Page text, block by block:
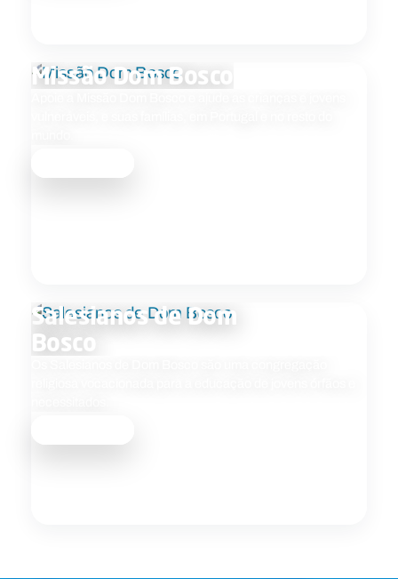
Missão Dom Bosco
Salesianos de Dom
Bosco